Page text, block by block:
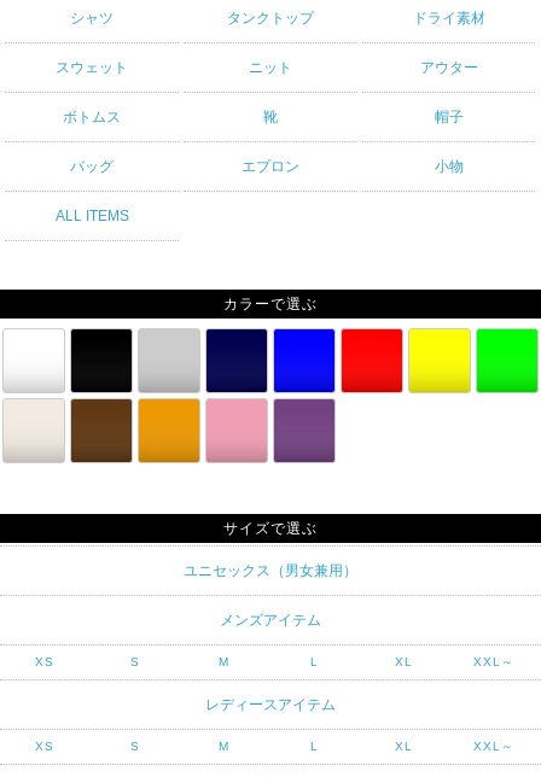
シャツ タンクトップ ドライ素材
スウェット ニット アウター
ボトムス 靴 帽子
バッグ エプロン 小物
ALL ITEMS
カラーで選ぶ
サイズで選ぶ
ユニセックス（男女兼用）
メンズアイテム
XS S M L XL XXL～
レディースアイテム
XS S M L XL XXL～